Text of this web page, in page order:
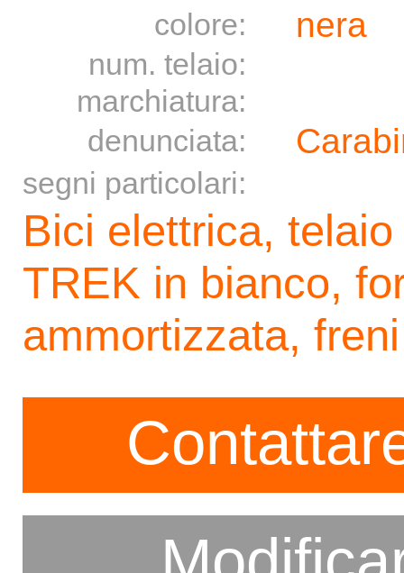
colore: nera
num. telaio:
marchiatura:
denunciata:
segni particolari:
Bici elettrica,
TREK in bianco,
ammortizzata,